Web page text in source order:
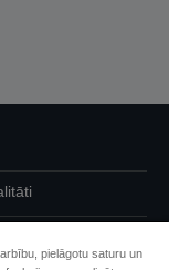
pielāgotu saturu un